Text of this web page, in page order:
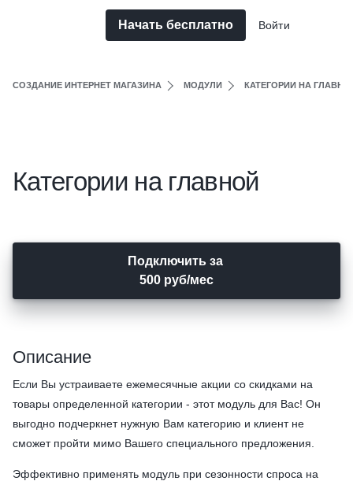
Начать бесплатно Войти
СОЗДАНИЕ ИНТЕРНЕТ МАГАЗИНА МОДУЛИ КАТЕГОРИИ НА
Категории на главной
Подключить за
500 руб/мес
Описание
Если Вы устраиваете ежемесячные акции со скидками на
товары определенной категории - этот модуль для Вас! Он
выгодно подчеркнет нужную Вам категорию и клиент не
сможет пройти мимо Вашего специального предложения.
Эффективно применять модуль при сезонности спроса на